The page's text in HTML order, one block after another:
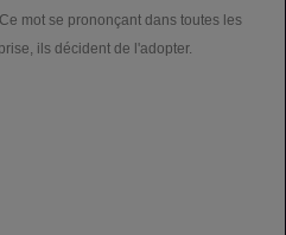
mot se prononçant dans toutes les
ils décident de l'adopter.